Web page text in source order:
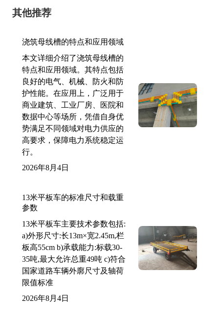
其他推荐
浇筑母线槽的特点和应用领域
本文详细介绍了浇筑母线槽的
特点和应用领域。其特点包括
良好的电气、机械、防火和防
护性能。在应用上，广泛用于
商业建筑、工业厂房、医院和
数据中心等场所，凭借自身优
势满足不同领域对电力供应的
高要求，保障电力系统稳定运
行。
2026年8月4日
13米平板车的标准尺寸和载重
参数
13米平板车主要技术参数包括:
a)外形尺寸:长13m×宽2.45m,栏
板高55cm b)承载能力:标载30-
35吨,最大允许总重49吨 c)符合
国家道路车辆外廓尺寸及轴荷
限值标准
2026年8月4日